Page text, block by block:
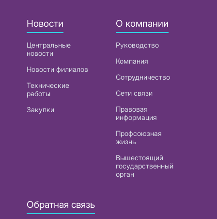
Новости
Центральные
новости
Новости филиалов
Технические
работы
Закупки
О компании
Руководство
Компания
Сотрудничество
Сети связи
Правовая
информация
Профсоюзная
жизнь
Вышестоящий
государственный
орган
Обратная связь